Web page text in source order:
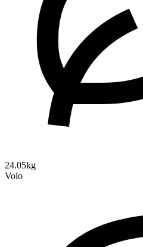
24.05kg
Volo